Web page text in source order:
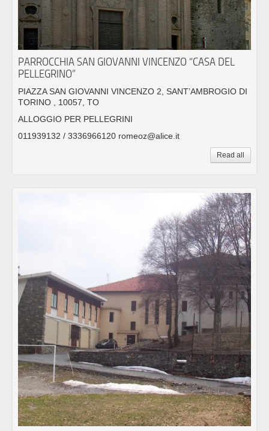
PARROCCHIA SAN GIOVANNI VINCENZO “CASA DEL
PELLEGRINO”
PIAZZA SAN GIOVANNI VINCENZO 2, SANT’AMBROGIO DI
TORINO , 10057, TO
ALLOGGIO PER PELLEGRINI
011939132 / 3336966120 romeoz@alice.it
Read all